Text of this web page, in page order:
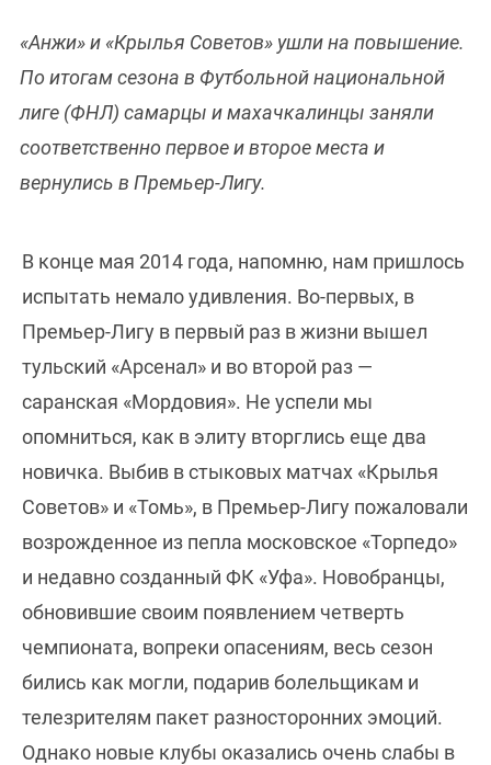
«Анжи» и «Крылья Советов» ушли на повышение.
По итогам сезона в Футбольной национальной
лиге (ФНЛ) самарцы и махачкалинцы заняли
соответственно первое и второе места и
вернулись в Премьер-Лигу.
В конце мая 2014 года, напомню, нам пришлось
испытать немало удивления. Во-первых, в
Премьер-Лигу в первый раз в жизни вышел
тульский «Арсенал» и во второй раз —
саранская «Мордовия». Не успели мы
опомниться, как в элиту вторглись еще два
новичка. Выбив в стыковых матчах «Крылья
Советов» и «Томь», в Премьер-Лигу пожаловали
возрожденное из пепла московское «Торпедо»
и недавно созданный ФК «Уфа». Новобранцы,
обновившие своим появлением четверть
чемпионата, вопреки опасениям, весь сезон
бились как могли, подарив болельщикам и
телезрителям пакет разносторонних эмоций.
Однако новые клубы оказались очень слабы в